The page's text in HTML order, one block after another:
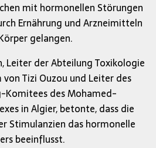
mit hormonellen Störungen
Ernährung und Arzneimitteln
gelangen.
Leiter der Abteilung Toxikologie
Tizi Ouzou und Leiter des
des Mohamed-
in Algier, betonte, dass die
Stimulanzien das hormonelle
beeinflusst.